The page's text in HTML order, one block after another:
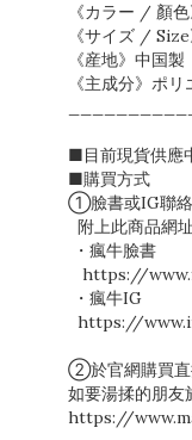
《カラー / 顏
《サイズ /
《産地》中国製
《主成分》ポ
■目前現貨供應
■購買方式
①臉書或IG聯
附上此商品網址
・瘋牛臉書
https://
・瘋牛IG
https://
②於官網購買直
如要湯揉的朋友
https://